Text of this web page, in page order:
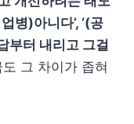
병)아니다’, ‘(공
부터 내리고 그걸
그 차이가 좁혀